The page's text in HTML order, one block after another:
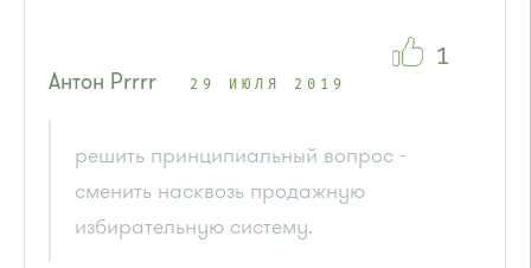
Антон Рrrrr 29 ИЮЛЯ 2019
решить принципиальный вопрос -
сменить насквозь продажную
избирательную систему.
1